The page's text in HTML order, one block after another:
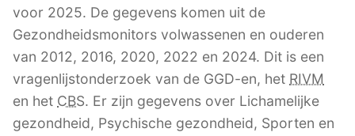
voor 2025. De gegevens komen uit de
Gezondheidsmonitors volwassenen en ouderen
van 2012, 2016, 2020, 2022 en 2024. Dit is een
vragenlijstonderzoek van de GGD-en, het RIVM
en het CBS. Er zijn gegevens over Lichamelijke
gezondheid, Psychische gezondheid, Sporten en